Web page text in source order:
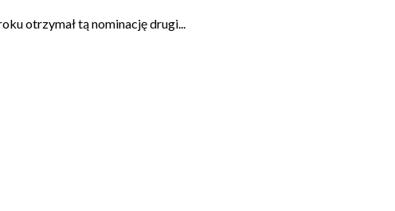
otrzymał tą nominację drugi...